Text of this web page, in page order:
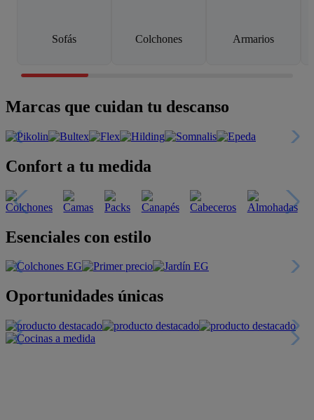
Sofás Colchones Armarios
Marcas que cuidan tu descanso
Confort a tu medida
Esenciales con estilo
Oportunidades únicas